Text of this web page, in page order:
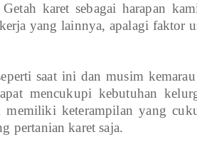
karet sebagai harapan
yang lainnya, apalagi faktor
saat ini dan musim
mencukupi kebutuhan
keterampilan yang
pertanian karet saja.